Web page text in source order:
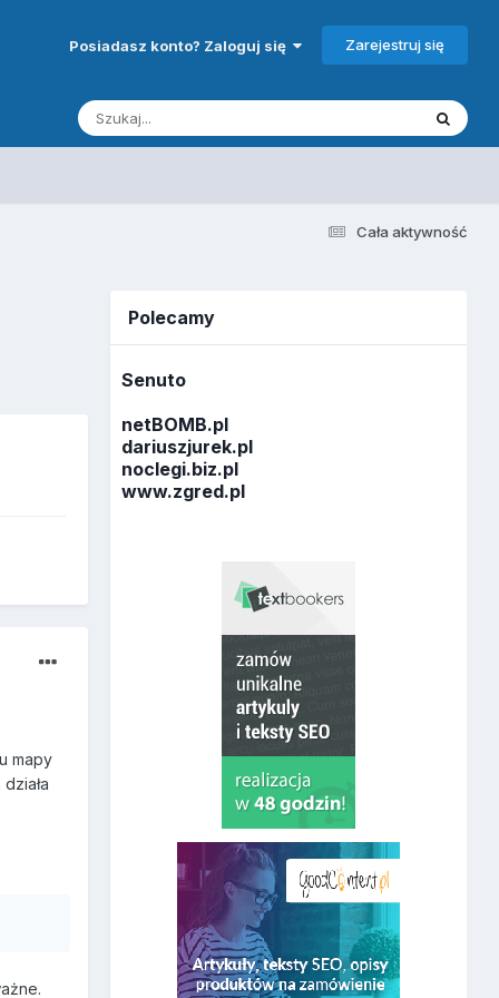
Posiadasz konto? Zaloguj się Zarejestruj się
Cała aktywność
mapy
Polecamy
Senuto
netBOMB.pl
dariuszjurek.pl
noclegi.biz.pl
www.zgred.pl